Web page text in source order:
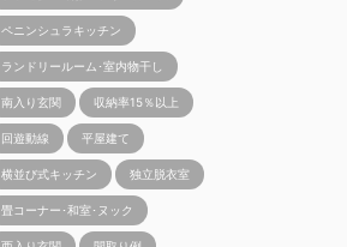
ペニンシュラキッチン
ランドリールーム･室内物干し
南入り玄関 収納率15％以上
回遊動線 平屋建て
横並び式キッチン 独立脱衣室
畳コーナー･和室･ヌック